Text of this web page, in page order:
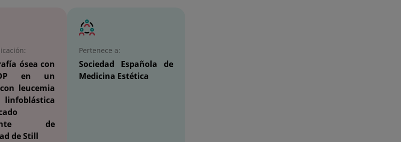
ósea con
en un
leucemia
de
de Still
Pertenece a:
Sociedad Española de
Medicina Estética